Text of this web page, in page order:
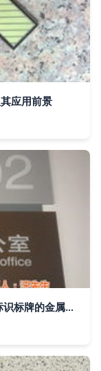
应用前景
长江边的匠心 探访武汉金缔广告与江汉标识标牌的金属牌艺术